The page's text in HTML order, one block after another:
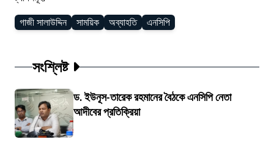
গাজী সালাউদ্দিন সাময়িক অব্যাহতি এনসিপি
সংশ্লিষ্ট
ড. ইউনূস-তারেক রহমানের বৈঠকে এনসিপি নেতা
আদীবের প্রতিক্রিয়া